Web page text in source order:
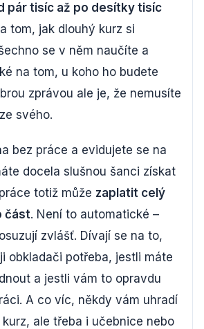
pár tisíc až po desítky tisíc
tom, jak dlouhý kurz si
se v něm naučíte a
na tom, u koho ho budete
zprávou ale je, že nemusíte
svého.
bez práce a evidujete se na
docela slušnou šanci získat
totiž může zaplatit celý
část. Není to automatické –
zvlášť. Dívají se na to,
obkladači potřeba, jestli máte
a jestli vám to opravdu
A co víc, někdy vám uhradí
ale třeba i učebnice nebo